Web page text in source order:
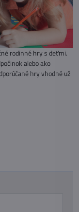
rodinné hry s deťmi.
alebo ako
hry vhodné už